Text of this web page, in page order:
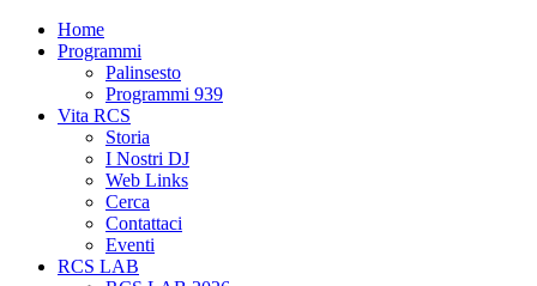
Home
Programmi
Palinsesto
Programmi 939
Vita RCS
Storia
I Nostri DJ
Web Links
Cerca
Contattaci
Eventi
RCS LAB